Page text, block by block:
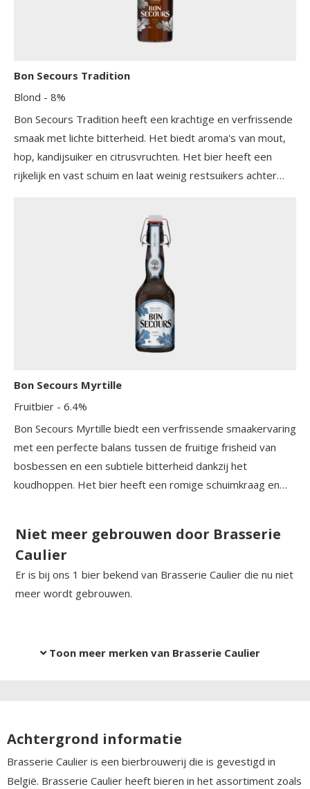
Bon Secours Tradition
Blond - 8%
Bon Secours Tradition heeft een krachtige en verfrissende
smaak met lichte bitterheid. Het biedt aroma's van mout,
hop, kandijsuiker en citrusvruchten. Het bier heeft een
rijkelijk en vast schuim en laat weinig restsuikers achter
complex en goed uitgebalanceerd, ideaal voor liefhebbers
Bon Secours Myrtille
Fruitbier - 6.4%
Bon Secours Myrtille biedt een verfrissende smaakervaring
met een perfecte balans tussen de fruitige frisheid van
bosbessen en een subtiele bitterheid dankzij het
koudhoppen. Het bier heeft een romige schuimkraag en
Niet meer gebrouwen door Brasserie
Caulier
Er is bij ons 1 bier bekend van Brasserie Caulier die nu niet
meer wordt gebrouwen.
Toon meer merken van Brasserie Caulier
Achtergrond informatie
Brasserie Caulier is een bierbrouwerij die is gevestigd in
België. Brasserie Caulier heeft bieren in het assortiment zoals